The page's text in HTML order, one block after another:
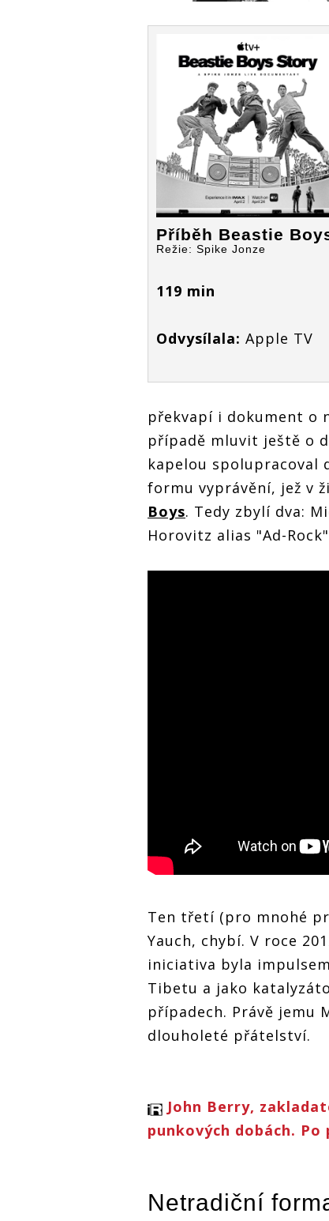
Příběh Beastie Boys v
dokumentu pobaví i
Příběh Beastie
Režie: Spike Jonze
119 min
Odvysílala: Apple TV
překvapí i dokument o
případě mluvit ještě o
kapelou spolupracoval
formu vyprávění, jež v
Boys. Tedy zbylí dva:
Horovitz alias "Ad-
Ten třetí (pro mnohé
Yauch, chybí. V roce
iniciativa byla
Tibetu a jako
případech. Právě jemu
dlouholeté přátelství.
John Berry,
punkových dobách.
Netradiční